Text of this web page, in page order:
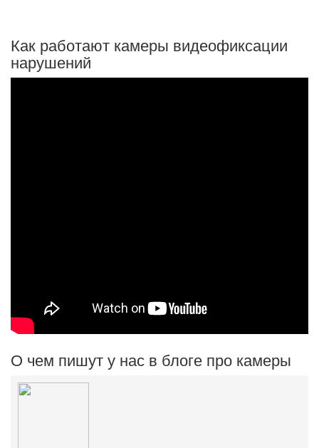
Как работают камеры видеофиксации
нарушений
О чем пишут у нас в блоге про камеры